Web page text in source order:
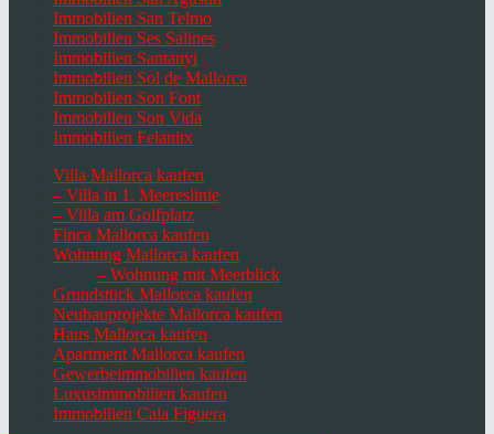
Immobilien San Telmo
Immobilien Ses Salines
Immobilien Santanyi
Immobilien Sol de Mallorca
Immobilien Son Font
Immobilien Son Vida
Immobilien Felanitx
Villa Mallorca kaufen
– Villa in 1. Meereslinie
– Villa am Golfplatz
Finca Mallorca kaufen
Wohnung Mallorca kaufen
– Wohnung mit Meerblick
Grundstück Mallorca kaufen
Neubauprojekte Mallorca kaufen
Haus Mallorca kaufen
Apartment Mallorca kaufen
Gewerbeimmobilien kaufen
Luxusimmobilien kaufen
Immobilien Cala Figuera